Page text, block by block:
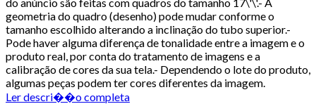
geometria do quadro (desenho) pode mudar conforme o
tamanho escolhido alterando a inclinação do tubo superior.-
Pode haver alguma diferença de tonalidade entre a imagem e o
produto real, por conta do tratamento de imagens e a
calibração de cores da sua tela.- Dependendo o lote do produto,
algumas peças podem ter cores diferentes da imagem.
Ler descri��o completa